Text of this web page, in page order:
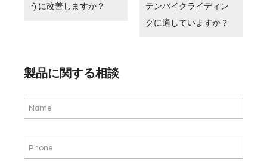
うに改善しますか？
テンバイクライディン
グに適していますか？
製品に関する相談